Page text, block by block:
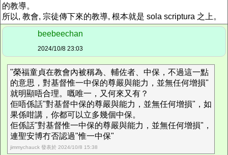
的教導。
所以, 教會, 宗徒傳下來的教導, 根本就是 sola scriptura 之上。
beebeechan
2024/10/8 23:03
"榮福童貞在教會內被稱為、輔佐者、中保，不過這一點
的意思，對基督惟一中保的尊嚴與能力，並無任何增損"
就明顯唔合理。嘅唯一，又何來又有？
佢唔係話"對基督中保的尊嚴與能力，並無任何增損"，如
果係咁講，你都可以立多幾個中保。
佢係話"對基督惟一中保的尊嚴與能力，並無任何增損"，
連聖安博冇否認過"惟一中保"
jimmychauck 發表於 2024/10/8 15:38